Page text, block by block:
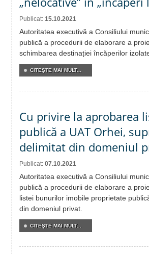
Publicat: 15.10.2021
Autoritatea executivă a Consiliului
publică a procedurii de elaborare a
schimbarea destinației încăperilor
CITEŞTE MAI MULT...
Cu privire la aprobarea
publică a UAT Orhei,
delimitat din domeniul
Publicat: 07.10.2021
Autoritatea executivă a Consiliului
publică a procedurii de elaborare a
listei bunurilor imobile proprietate
din domeniul privat.
CITEŞTE MAI MULT...